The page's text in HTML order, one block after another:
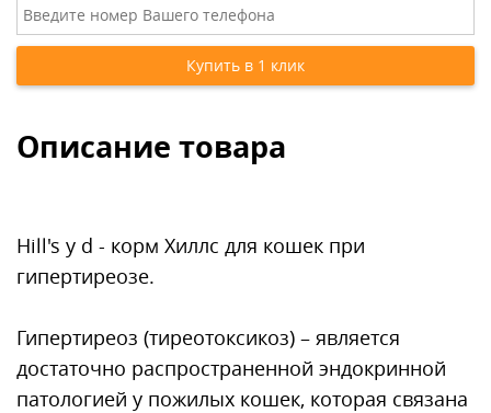
Описание товара
Hill's y d - корм Хиллс для кошек при
гипертиреозе.
Гипертиреоз (тиреотоксикоз) – является
достаточно распространенной эндокринной
патологией у пожилых кошек, которая связана